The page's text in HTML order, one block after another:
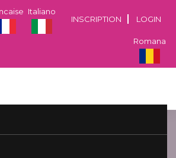
INSCRIPTION LOGIN
Italiano
Romana